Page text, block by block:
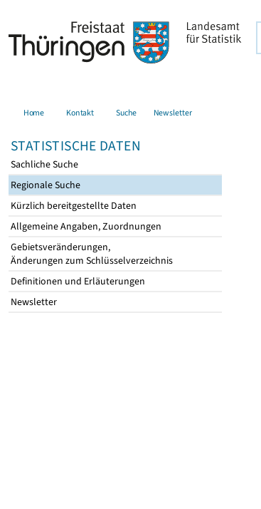
Home Kontakt Suche Newsletter
STATISTISCHE DATEN
Sachliche Suche
Regionale Suche
Kürzlich bereitgestellte Daten
Allgemeine Angaben, Zuordnungen
Gebietsveränderungen,
Änderungen zum Schlüsselverzeichnis
Definitionen und Erläuterungen
Newsletter